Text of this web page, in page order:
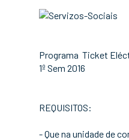
Programa Ticket
1º Sem 2016
REQUISITOS:
- Que na unidade de